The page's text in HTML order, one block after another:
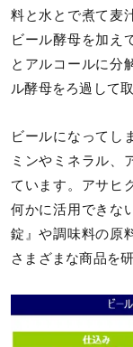
料と水とで煮て麦
ビール酵母を加え
とアルコールに分
ル酵母をろ過して
ビールになってし
ミンやミネラル、
ています。アサヒ
何かに活用できな
錠』や調味料の原
さまざまな商品を